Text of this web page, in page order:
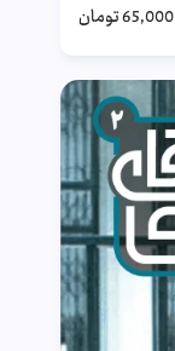
65,000تومان